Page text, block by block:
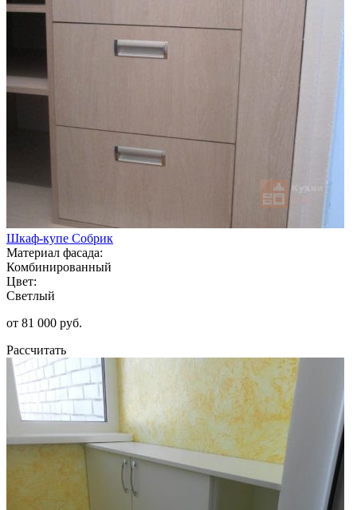
Шкаф-купе Собрик
Материал фасада:
Комбинированный
Цвет:
Светлый
от 81 000 руб.
Рассчитать